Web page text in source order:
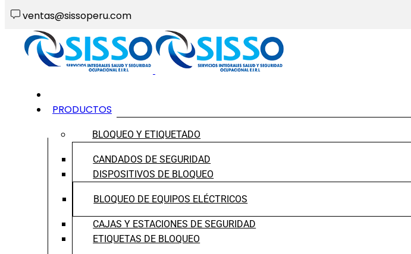
ventas@sissoperu.com
PRODUCTOS
BLOQUEO Y ETIQUETADO
CANDADOS DE SEGURIDAD
DISPOSITIVOS DE BLOQUEO
BLOQUEO DE EQUIPOS ELÉCTRICOS
CAJAS Y ESTACIONES DE SEGURIDAD
ETIQUETAS DE BLOQUEO